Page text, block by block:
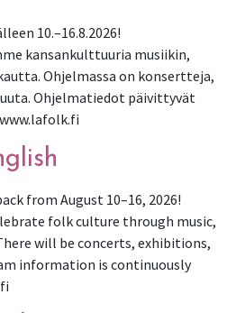
10.–16.8.2026!
kansankulttuuria musiikin,
Ohjelmassa on konsertteja,
Ohjelmatiedot päivittyvät
from August 10–16, 2026!
folk culture through music,
will be concerts, exhibitions,
information is continuously